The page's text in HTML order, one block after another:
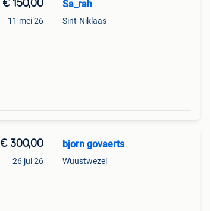
€ 150,00
11 mei 26
Sa_rah
Sint-Niklaas
€ 300,00
26 jul 26
bjorn govaerts
Wuustwezel